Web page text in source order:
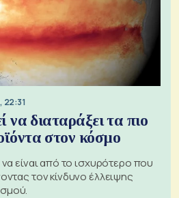
22:31
να διαταράξει τα πιο
στον κόσμο
είναι από το ισχυρότερο που
τον κίνδυνο έλλειψης